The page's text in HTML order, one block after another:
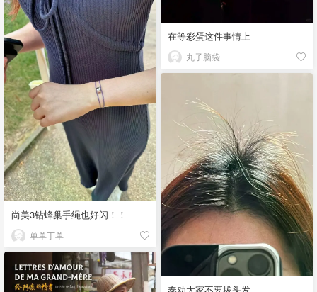
在等彩蛋这件事情上
丸子脑袋
尚美3钻蜂巢手绳也好闪！！
单单丁单
奉劝大家不要拔头发…